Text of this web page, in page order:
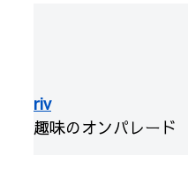
riv
趣味のオンパレード